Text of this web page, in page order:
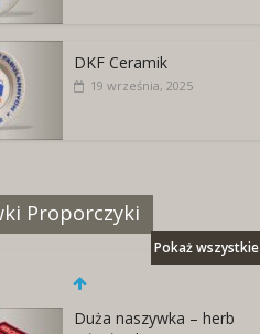
z godłem
DKF Ceramik
19 września, 2025
Proporczyki
Pokaż wszystkie
Duża naszywka – herb